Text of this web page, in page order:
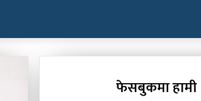
फेसबुकमा हामी